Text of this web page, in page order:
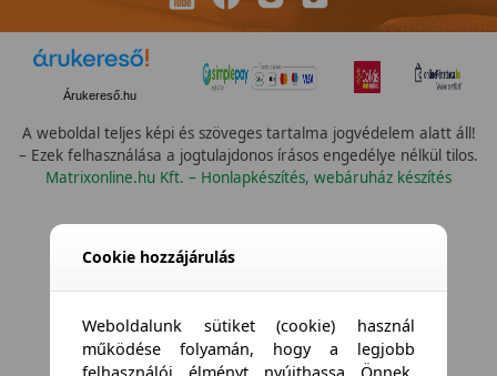
Árukereső.hu
A weboldal teljes képi és szöveges tartalma jogvédelem alatt áll!
– Ezek felhasználása a jogtulajdonos írásos engedélye nélkül tilos.
Matrixonline.hu Kft. – Honlapkészítés, webáruház készítés
Cookie hozzájárulás
Weboldalunk sütiket (cookie) használ
működése folyamán, hogy a legjobb